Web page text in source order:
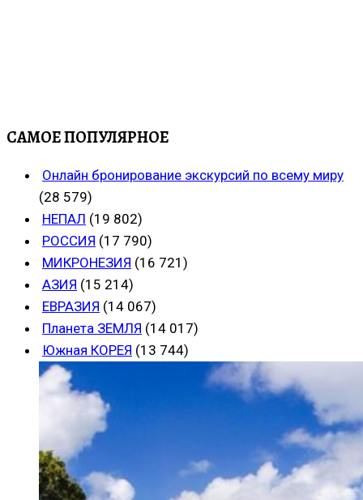
САМОЕ ПОПУЛЯРНОЕ
Онлайн бронирование экскурсий по всему миру
(28 579)
НЕПАЛ (19 802)
РОССИЯ (17 790)
МИКРОНЕЗИЯ (16 721)
АЗИЯ (15 214)
ЕВРАЗИЯ (14 067)
Планета ЗЕМЛЯ (14 017)
Южная КОРЕЯ (13 744)